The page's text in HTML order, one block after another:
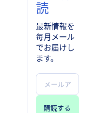
読
最新情報を
毎月メール
でお届けし
ます。